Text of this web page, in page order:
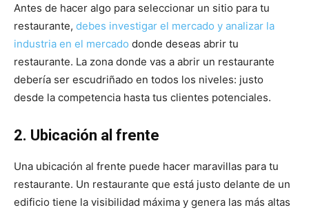
Antes de hacer algo para seleccionar un sitio para tu
restaurante, debes investigar el mercado y analizar la
industria en el mercado donde deseas abrir tu
restaurante. La zona donde vas a abrir un restaurante
debería ser escudriñado en todos los niveles: justo
desde la competencia hasta tus clientes potenciales.
2. Ubicación al frente
Una ubicación al frente puede hacer maravillas para tu
restaurante. Un restaurante que está justo delante de un
edificio tiene la visibilidad máxima y genera las más altas